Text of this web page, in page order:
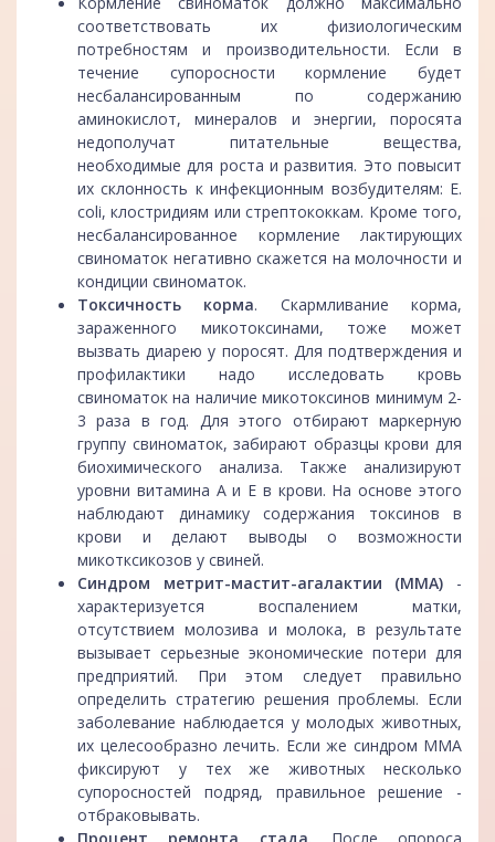
соответствовать их физиологическим
потребностям и производительности. Если в
течение супоросности кормление будет
несбалансированным по содержанию
аминокислот, минералов и энергии, поросята
недополучат питательные вещества,
необходимые для роста и развития. Это повысит
их склонность к инфекционным возбудителям: E.
сoli, клостридиям или стрептококкам. Кроме того,
несбалансированное кормление лактирующих
свиноматок негативно скажется на молочности и
кондиции свиноматок.
Токсичность корма. Скармливание корма,
зараженного микотоксинами, тоже может
вызвать диарею у поросят. Для подтверждения и
профилактики надо исследовать кровь
свиноматок на наличие микотоксинов минимум 2-
3 раза в год. Для этого отбирают маркерную
группу свиноматок, забирают образцы крови для
биохимического анализа. Также анализируют
уровни витамина А и Е в крови. На основе этого
наблюдают динамику содержания токсинов в
крови и делают выводы о возможности
микотксикозов у свиней.
Синдром метрит-мастит-агалактии (ММА) -
характеризуется воспалением матки,
отсутствием молозива и молока, в результате
вызывает серьезные экономические потери для
предприятий. При этом следует правильно
определить стратегию решения проблемы. Если
заболевание наблюдается у молодых животных,
их целесообразно лечить. Если же синдром ММА
фиксируют у тех же животных несколько
супоросностей подряд, правильное решение -
отбраковывать.